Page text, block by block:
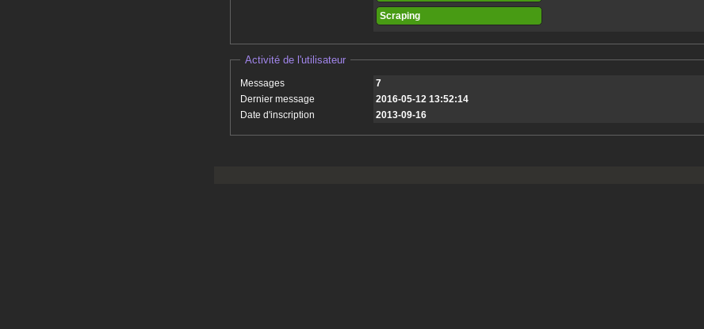
Scraping
Activité de l'utilisateur
Messages
7
Dernier message
2016-05-12 13:52:14
Date d'inscription
2013-09-16